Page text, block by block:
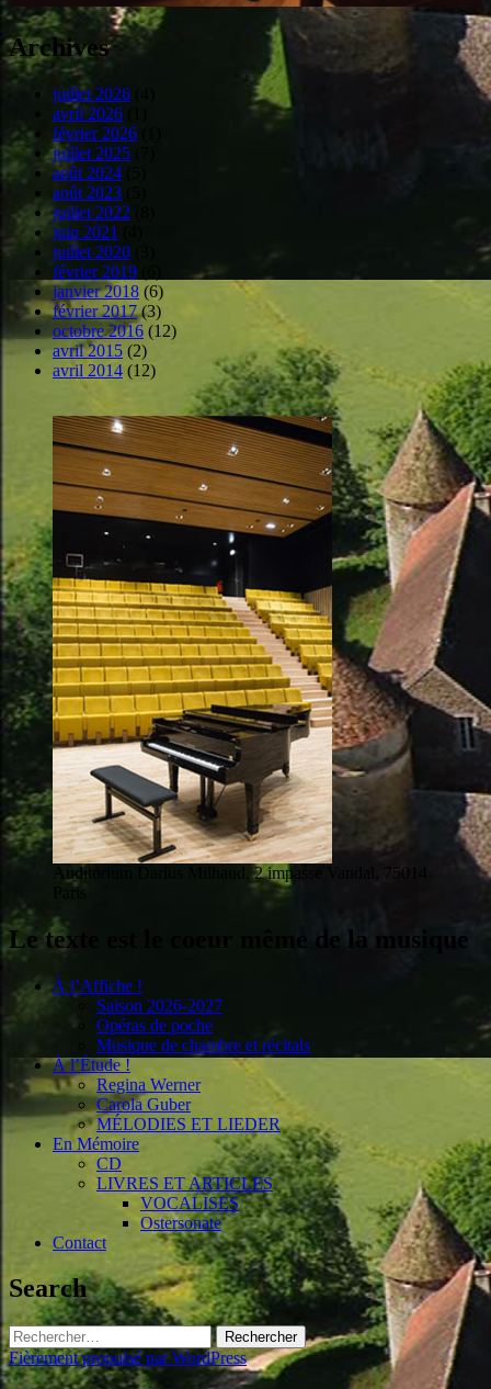
Archives
juillet 2026
avril 2026
février 2026
juillet 2025
août 2024
août 2023
juillet 2022
juin 2021
juillet 2020
février 2019
janvier 2018 (6)
février 2017(3)
octobre 2016 (12)
avril 2015 (2)
avril 2014 (12)
Auditorium Darius Milhaud, 2 impasse Vandal, 75014
Paris
Le texte est le coeur même de la musique
À l’Affiche !
Saison 2026-2027
Opéras de poche
Musique de chambre et récitals
À l’Étude !
Regina Werner
Carola Guber
MÉLODIES ET LIEDER
En Mémoire
CD
LIVRES ET ARTICLES
VOCALISES
Ostersonate
Contact
Search
Rechercher :
Fièrement propulsé par WordPress